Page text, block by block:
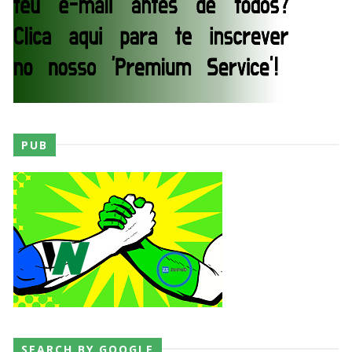
SLAM MEXICO: Persephone supera Kris
Statlander após interferência decisiva de
Hikaru Shida
Unknown-Aug 06 2026
Unknown
RETENÇÃO DRAMÁTICA DO TÍTULO: Kyle
Fletcher supera Speedball Mike Bailey em
combate brutal no Grand Slam Mexico
Unknown -Aug 06 2026
VITÓRIA IMPRESSIONANTE E DESAFIO LANÇADO
Brawling Birds levam a melhor no Grand Slam
PUB